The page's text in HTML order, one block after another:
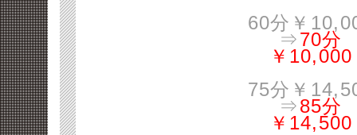
60分￥
⇒70分
￥10,000
75分￥
⇒85分
￥14,500